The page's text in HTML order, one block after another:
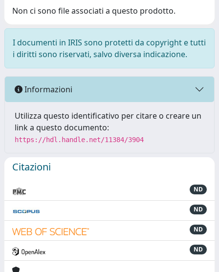
Non ci sono file associati a questo prodotto.
I documenti in IRIS sono protetti da copyright e tutti
i diritti sono riservati, salvo diversa indicazione.
Informazioni
Utilizza questo identificativo per citare o creare un
link a questo documento:
https://hdl.handle.net/11384/3904
Citazioni
ND
ND
ND
ND